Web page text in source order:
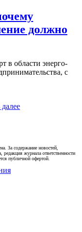
должно
в области энерго-
с
За содержание новостей,
журнала ответственности
публичной офертой.